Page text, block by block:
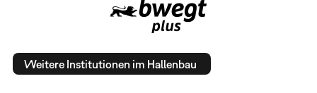
Weitere Institutionen im Hallenbau